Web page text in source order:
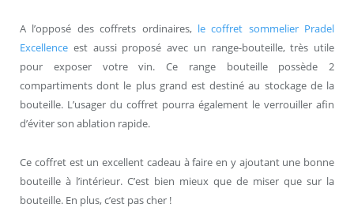
A l’opposé des coffrets ordinaires, le coffret sommelier Pradel
Excellence est aussi proposé avec un range-bouteille, très utile
pour exposer votre vin. Ce range bouteille possède 2
compartiments dont le plus grand est destiné au stockage de la
bouteille. L’usager du coffret pourra également le verrouiller afin
d’éviter son ablation rapide.
Ce coffret est un excellent cadeau à faire en y ajoutant une bonne
bouteille à l’intérieur. C’est bien mieux que de miser que sur la
bouteille. En plus, c’est pas cher !